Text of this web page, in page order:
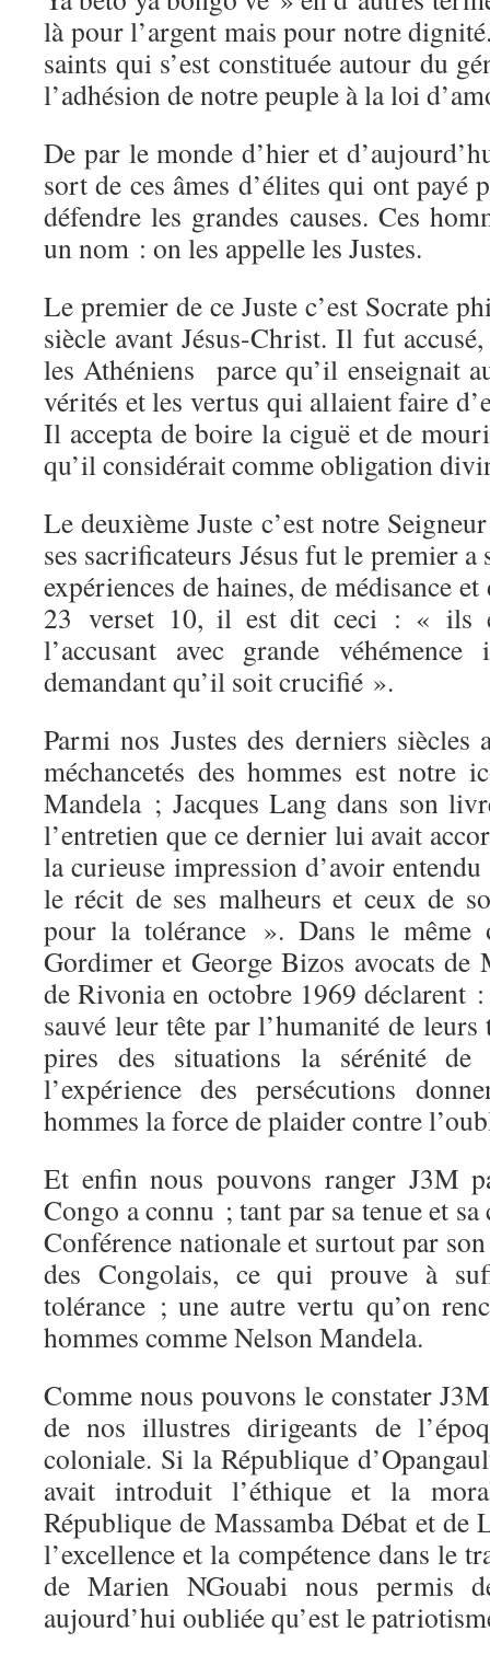
là pour l’argent mais pour notre
saints qui s’est constituée autour du
l’adhésion de notre peuple à la loi
De par le monde d’hier et
sort de ces âmes d’élites qui ont
défendre les grandes causes. Ces
un nom : on les appelle les Justes.
Le premier de ce Juste c’est Socrate
siècle avant Jésus-Christ. Il fut
les Athéniens parce qu’il enseignait
vérités et les vertus qui allaient faire
Il accepta de boire la ciguë et de
qu’il considérait comme obligation
Le deuxième Juste c’est notre
ses sacrificateurs Jésus fut le premier
expériences de haines, de médisance
23 verset 10, il est dit ceci : « ils
l’accusant avec grande
demandant qu’il soit crucifié ».
Parmi nos Justes des derniers siècles
méchancetés des hommes est notre
Mandela ; Jacques Lang dans son
l’entretien que ce dernier lui avait
la curieuse impression d’avoir
le récit de ses malheurs et ceux de
pour la tolérance ». Dans le même
Gordimer et George Bizos avocats de
de Rivonia en octobre 1969 déclarent
sauvé leur tête par l’humanité de
pires des situations la sérénité de
l’expérience des persécutions
hommes la force de plaider contre
Et enfin nous pouvons ranger J3M
Congo a connu ; tant par sa tenue et
Conférence nationale et surtout par
des Congolais, ce qui prouve à
tolérance ; une autre vertu qu’on
hommes comme Nelson Mandela.
Comme nous pouvons le constater
de nos illustres dirigeants de
coloniale. Si la République
avait introduit l’éthique et la
République de Massamba Débat et
l’excellence et la compétence dans le
de Marien NGouabi nous permis
aujourd’hui oubliée qu’est le